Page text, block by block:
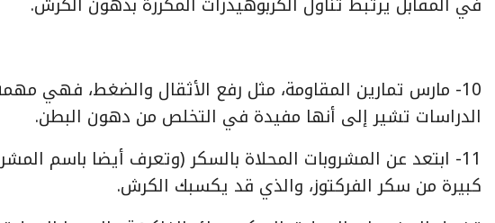
10- مارس تمارين المقاومة، مثل رفع الأثقال والضغط، فهي
الدراسات تشير إلى أنها مفيدة في التخلص من دهون البطن.
11- ابتعد عن المشروبات المحلاة بالسكر (وتعرف أيضا باسم
كبيرة من سكر الفركتوز، والذي قد يكسبك الكرش.